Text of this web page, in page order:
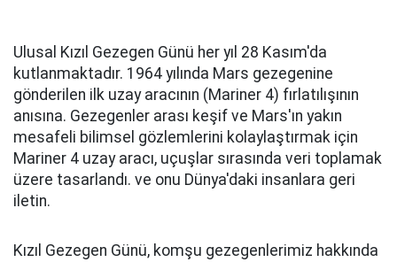
Ulusal Kızıl Gezegen Günü her yıl 28 Kasım'da
kutlanmaktadır. 1964 yılında Mars gezegenine
gönderilen ilk uzay aracının (Mariner 4) fırlatılışının
anısına. Gezegenler arası keşif ve Mars'ın yakın
mesafeli bilimsel gözlemlerini kolaylaştırmak için
Mariner 4 uzay aracı, uçuşlar sırasında veri toplamak
üzere tasarlandı. ve onu Dünya'daki insanlara geri
iletin.
Kızıl Gezegen Günü, komşu gezegenlerimiz hakkında